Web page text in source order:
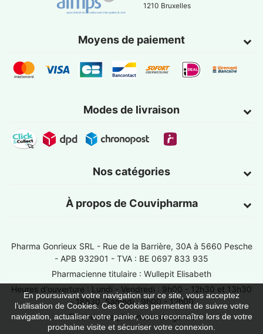
1210 Bruxelles
Moyens de paiement
Modes de livraison
Nos catégories
À propos de Couvipharma
En poursuivant votre navigation sur ce site, vous acceptez
l’utilisation de Cookies. Ces Cookies permettent de suivre votre
navigation, actualiser votre panier, vous reconnaître lors de votre
prochaine visite et sécuriser votre connexion.
Pharma Gonrieux SRL - Rue de la Barrière, 30A à 5660 Pesche
- APB 932901 - TVA : BE 0697 833 935
Pharmacienne titulaire : Wullepit Elisabeth
Heures d'ouverture : Lundi - Vendredi : 9h00 - 12h30 et 13h30
- 18h30, Samedi : 9h00 - 12h00
Trouver une pharmacie de garde